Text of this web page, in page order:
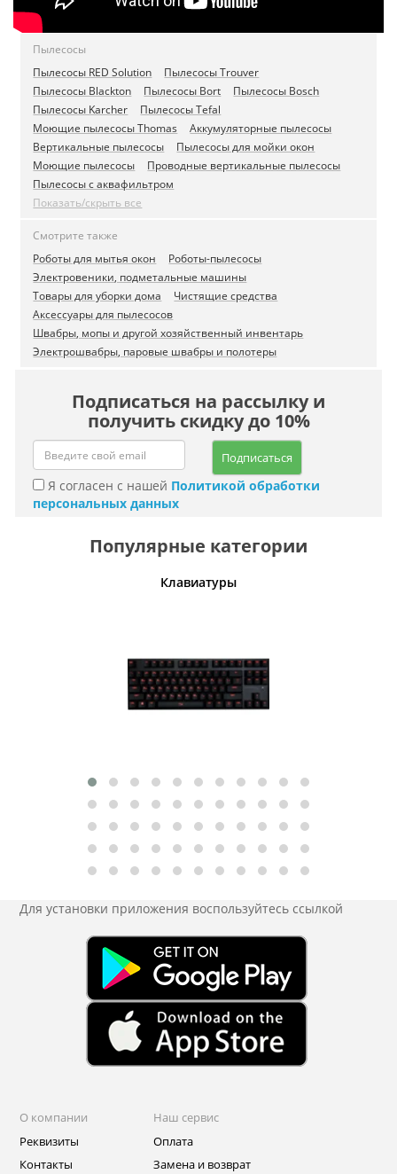
Пылесосы
Пылесосы RED Solution
Пылесосы Trouver
Пылесосы Blackton
Пылесосы Bort
Пылесосы Bosch
Пылесосы Karcher
Пылесосы Tefal
Моющие пылесосы Thomas
Aккумуляторные пылесосы
Вертикальные пылесосы
Пылесосы для мойки окон
Моющие пылесосы
Проводные вертикальные пылесосы
Пылесосы с аквафильтром
Показать/скрыть все
Смотрите также
Роботы для мытья окон
Роботы-пылесосы
Электровеники, подметальные машины
Товары для уборки дома
Чистящие средства
Аксессуары для пылесосов
Швабры, мопы и другой хозяйственный инвентарь
Электрошвабры, паровые швабры и полотеры
Подписаться на рассылку и
получить скидку до 10%
Подписаться
Я согласен с нашей Политикой обработки
персональных данных
Популярные категории
Клавиатуры
Для установки приложения воспользуйтесь ссылкой
О компании
Реквизиты
Контакты
Наш сервис
Оплата
Замена и возврат